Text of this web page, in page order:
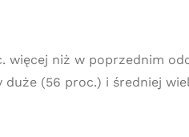
niż w poprzednim
(56 proc.) i średniej